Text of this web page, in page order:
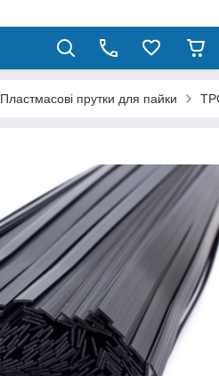
Пластмасові прутки для пайки